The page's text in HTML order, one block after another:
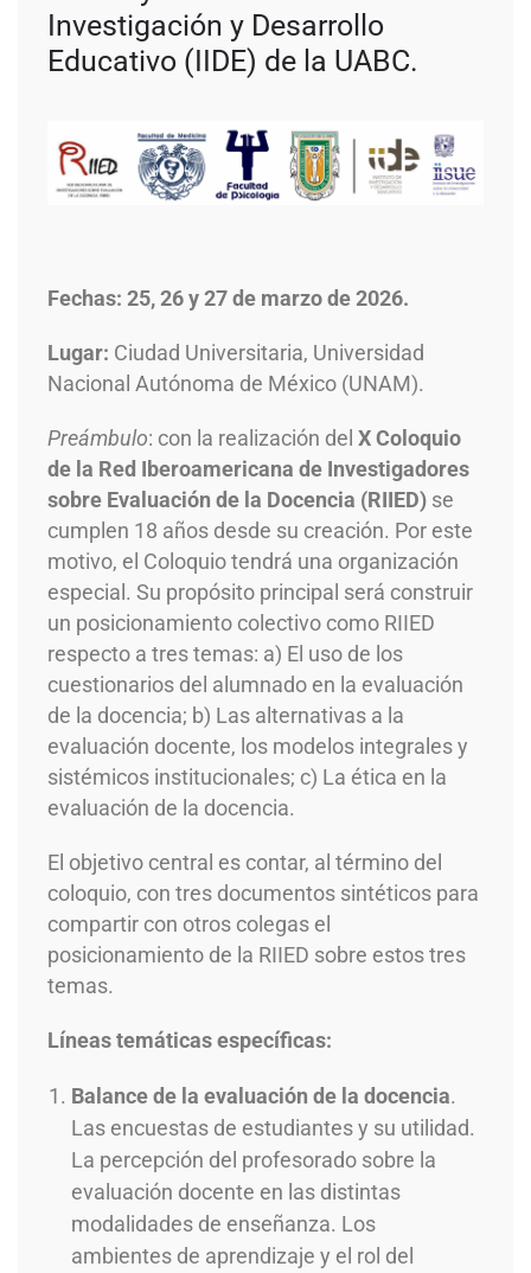
Investigación y Desarrollo
Educativo (IIDE) de la UABC.
Fechas: 25, 26 y 27 de marzo de 2026.
Lugar: Ciudad Universitaria, Universidad
Nacional Autónoma de México (UNAM).
Preámbulo: con la realización del X Coloquio
de la Red Iberoamericana de Investigadores
sobre Evaluación de la Docencia (RIIED) se
cumplen 18 años desde su creación. Por este
motivo, el Coloquio tendrá una organización
especial. Su propósito principal será construir
un posicionamiento colectivo como RIIED
respecto a tres temas: a) El uso de los
cuestionarios del alumnado en la evaluación
de la docencia; b) Las alternativas a la
evaluación docente, los modelos integrales y
sistémicos institucionales; c) La ética en la
evaluación de la docencia.
El objetivo central es contar, al término del
coloquio, con tres documentos sintéticos para
compartir con otros colegas el
posicionamiento de la RIIED sobre estos tres
temas.
Líneas temáticas específicas:
Balance de la evaluación de la docencia.
Las encuestas de estudiantes y su utilidad.
La percepción del profesorado sobre la
evaluación docente en las distintas
modalidades de enseñanza. Los
ambientes de aprendizaje y el rol del